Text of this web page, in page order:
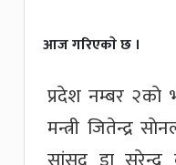
आज गरिएकाे छ ।
प्रदेश नम्बर २काे
मन्त्री जितेन्द्र